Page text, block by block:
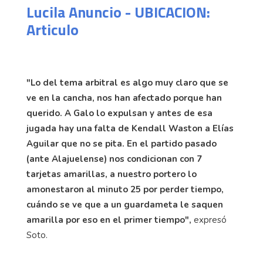
Lucila Anuncio - UBICACION:
Articulo
"Lo del tema arbitral es algo muy claro que se
ve en la cancha, nos han afectado porque han
querido. A Galo lo expulsan y antes de esa
jugada hay una falta de Kendall Waston a Elías
Aguilar que no se pita. En el partido pasado
(ante Alajuelense) nos condicionan con 7
tarjetas amarillas, a nuestro portero lo
amonestaron al minuto 25 por perder tiempo,
cuándo se ve que a un guardameta le saquen
amarilla por eso en el primer tiempo", expresó
Soto.